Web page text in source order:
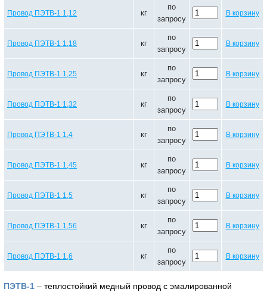
Провод ПЭТВ-1 1,12 кг
по
запросу
В корзину
Провод ПЭТВ-1 1,18 кг
по
запросу
В корзину
Провод ПЭТВ-1 1,25 кг
по
запросу
В корзину
Провод ПЭТВ-1 1,32 кг
по
запросу
В корзину
Провод ПЭТВ-1 1,4 кг
по
запросу
В корзину
Провод ПЭТВ-1 1,45 кг
по
запросу
В корзину
Провод ПЭТВ-1 1,5 кг
по
запросу
В корзину
Провод ПЭТВ-1 1,56 кг
по
запросу
В корзину
Провод ПЭТВ-1 1,6 кг
по
запросу
В корзину
ПЭТВ-1 – теплостойкий медный провод с эмалированной